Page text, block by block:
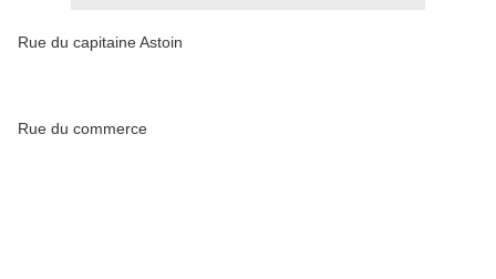
Rue du capitaine Astoin
Rue du commerce